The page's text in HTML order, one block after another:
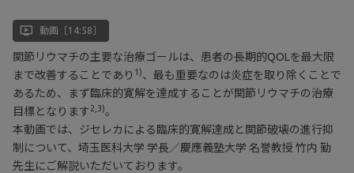
ondemand_video 動画［14:58］
関節リウマチの主要な治療ゴールは、患者の長期的QOLを最大限
まで改善することであり 1)、最も重要なのは炎症を取り除くことで
あるため、まず臨床的寛解を達成することが関節リウマチの治療
目標となります2,3)。
本動画では、ジセレカによる臨床的寛解達成と関節破壊の進行抑
制について、埼玉医科大学 学長／慶應義塾大学 名誉教授 竹内 勤
先生にご解説いただいております。